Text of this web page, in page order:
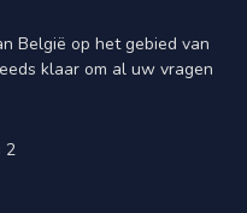
België op het gebied van
klaar om al uw vragen
2